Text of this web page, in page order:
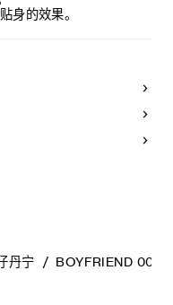
身的效果。
丹宁 BOYFRIEND 001